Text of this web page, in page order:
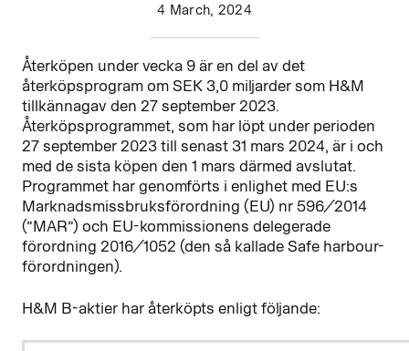
4 March, 2024
Återköpen under vecka 9 är en del av det
återköpsprogram om SEK 3,0 miljarder som H&M
tillkännagav den 27 september 2023.
Återköpsprogrammet, som har löpt under perioden
27 september 2023 till senast 31 mars 2024, är i och
med de sista köpen den 1 mars därmed avslutat.
Programmet har genomförts i enlighet med EU:s
Marknadsmissbruksförordning (EU) nr 596/2014
(”MAR”) och EU-kommissionens delegerade
förordning 2016/1052 (den så kallade Safe harbour-
förordningen).
H&M B-aktier har återköpts enligt följande: